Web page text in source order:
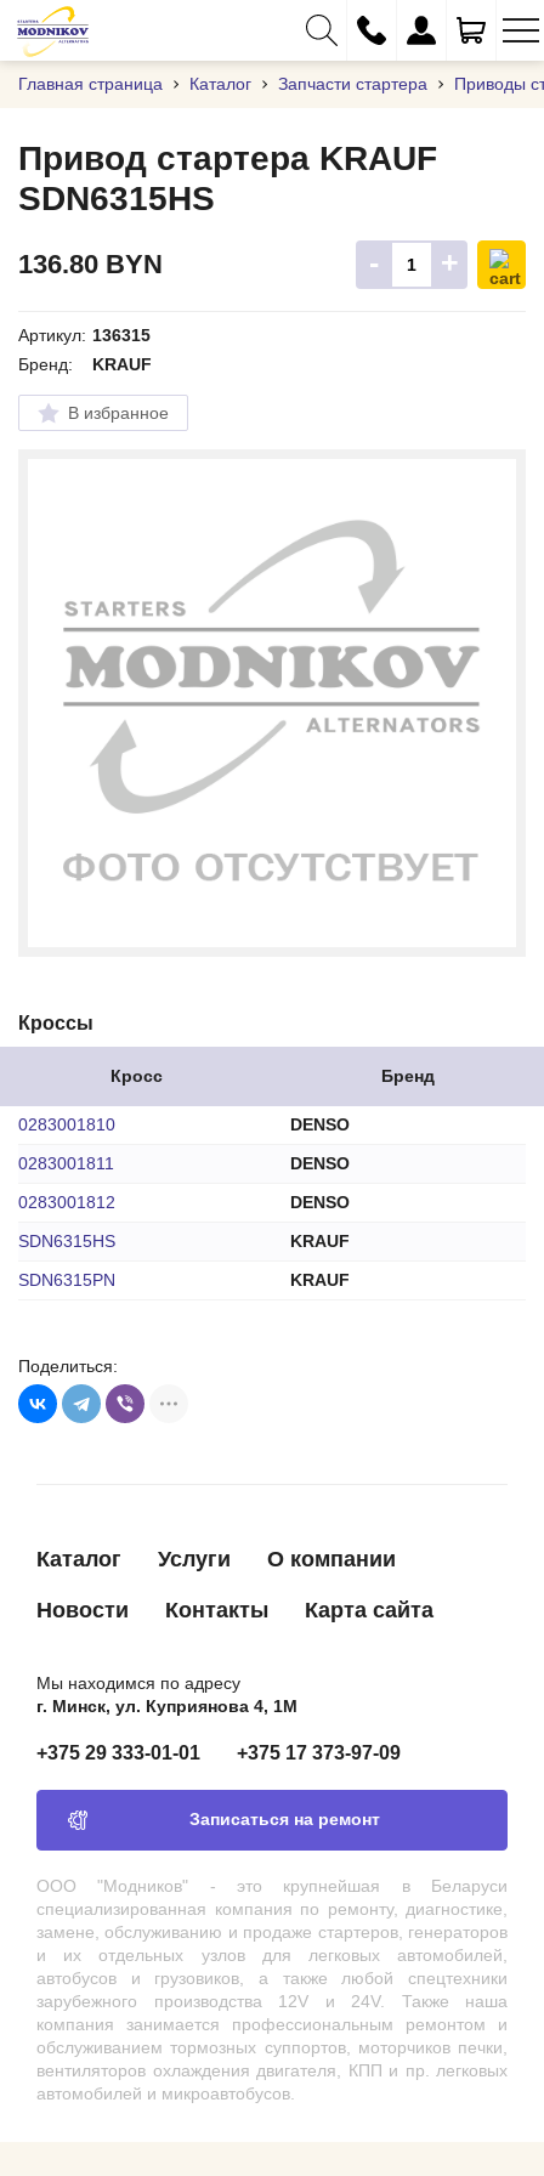
+375 (17) 373-97-09
+375 (29) 262-61-18
Главная страница Каталог Запчасти стартера Приводы
136.80 BYN - +
Привод стартера KRAUF
SDN6315HS
Артикул: 136315
Бренд:
KRAUF
В избранное
Кроссы
Кросс Бренд
0283001810
DENSO
0283001811
DENSO
0283001812
DENSO
SDN6315HS
KRAUF
SDN6315PN
KRAUF
Поделиться:
Каталог Услуги О компании
Новости Контакты Карта сайта
Мы находимся по адресу
г. Минск, ул. Куприянова 4, 1М
+375 29 333-01-01 +375 17 373-97-09
Записаться на ремонт
ООО "Модников" - это крупнейшая в Беларуси
специализированная компания по ремонту, диагностике,
замене, обслуживанию и продаже стартеров, генераторов
и их отдельных узлов для легковых автомобилей,
автобусов и грузовиков, а также любой спецтехники
зарубежного производства 12V и 24V. Также наша
компания занимается профессиональным ремонтом и
обслуживанием тормозных суппортов, моторчиков печки,
вентиляторов охлаждения двигателя, КПП и пр. легковых
автомобилей и микроавтобусов.